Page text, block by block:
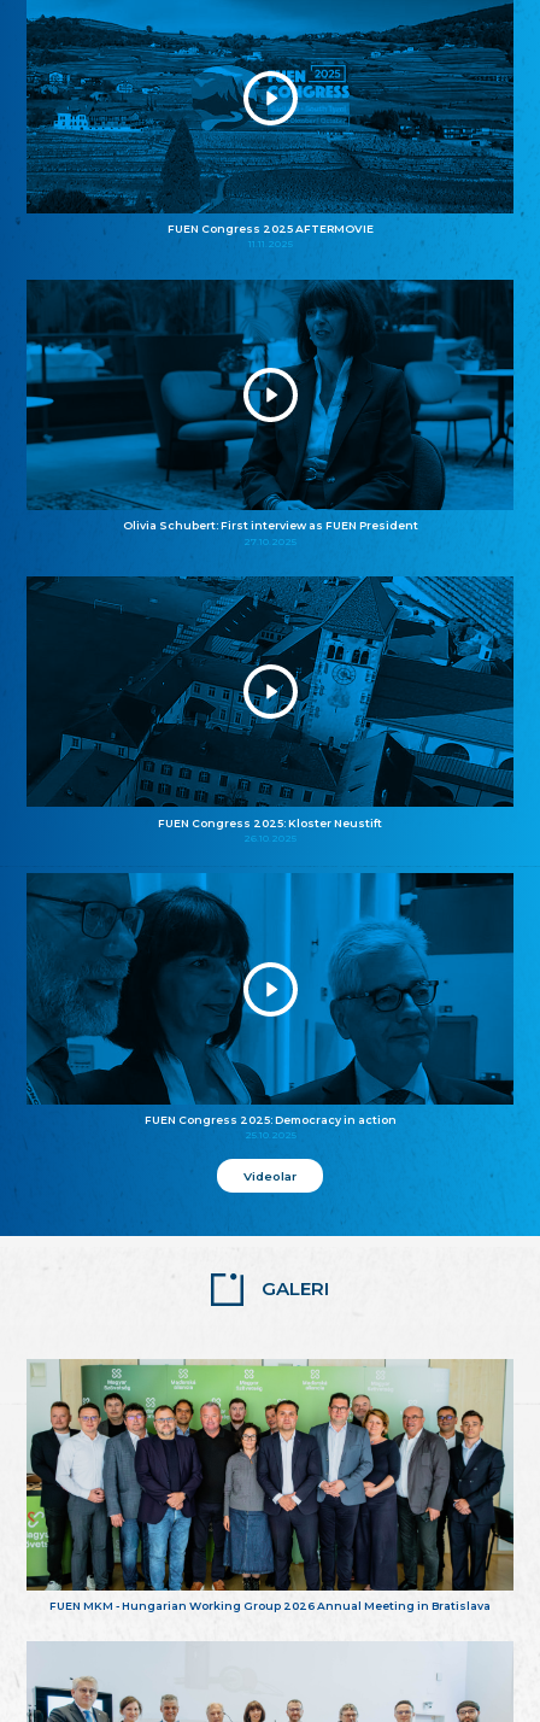
FUEN Congress 2025 AFTERMOVIE
11.11.2025
Olivia Schubert: First interview as FUEN President
27.10.2025
FUEN Congress 2025: Kloster Neustift
26.10.2025
FUEN Congress 2025: Democracy in action
25.10.2025
Videolar
GALERI
FUEN MKM - Hungarian Working Group 2026 Annual Meeting in Bratislava